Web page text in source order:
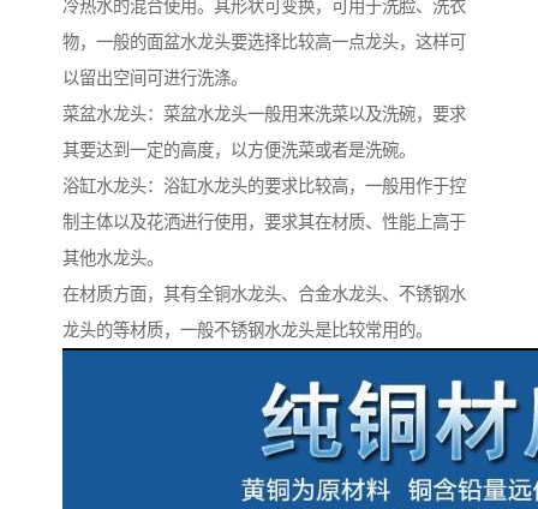
冷热水的混合使用。其形状可变换，可用于洗脸、洗衣
物，一般的面盆水龙头要选择比较高一点龙头，这样可
以留出空间可进行洗涤。
菜盆水龙头：菜盆水龙头一般用来洗菜以及洗碗，要求
其要达到一定的高度，以方便洗菜或者是洗碗。
浴缸水龙头：浴缸水龙头的要求比较高，一般用作于控
制主体以及花洒进行使用，要求其在材质、性能上高于
其他水龙头。
在材质方面，其有全铜水龙头、合金水龙头、不锈钢水
龙头的等材质，一般不锈钢水龙头是比较常用的。